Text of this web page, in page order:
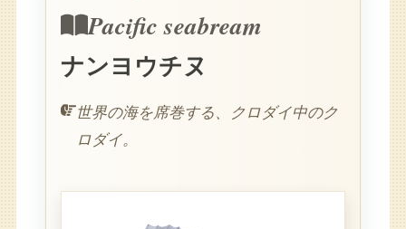
Pacific seabream
ナンヨウチヌ
世界の海を席巻する、クロダイ中のク
ロダイ。